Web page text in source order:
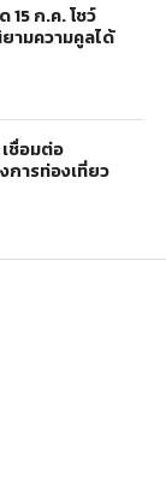
15 ก.ค. โชว์
ามความคูลได้
ชื่อมต่อ
ารท่องเที่ยว